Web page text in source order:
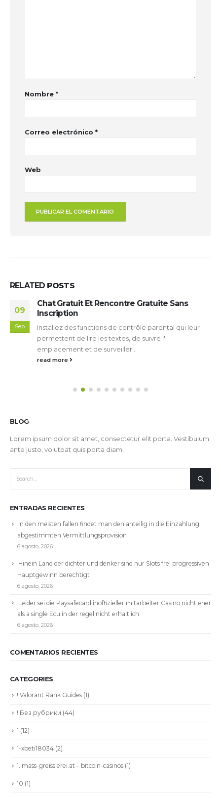
Nombre *
Correo electrónico *
Web
RELATED POSTS
09
Sep
Chat Gratuit Et Rencontre Gratuite Sans
Inscription
Installez des functions de contrôle parental qui leur
permettent de lire les textes, de suivre l'
emplacement et de surveiller...
read more
BLOG
Lorem ipsum dolor sit amet, consectetur elit porta. Vestibulum
ante justo, volutpat quis porta diam.
ENTRADAS RECIENTES
In den meisten fallen findet man den anteilig in die Einzahlung
abgestimmten Vermittlungsprovision
6 agosto, 2026
Hinein Land der dichter und denker sind nur Slots frei progressiven
Hauptgewinn berechtigt
6 agosto, 2026
Leider sei die Paysafecard inoffizieller mitarbeiter Casino nicht eher
als a single Ecu in der regel nicht erhaltlich
6 agosto, 2026
COMENTARIOS RECIENTES
CATEGORIES
! Valorant Rank Guides (1)
! Без рубрики (44)
1 (12)
1-xbeti18034 (2)
1. mass-greisslerei.at – bitcoin-casinos (1)
10 (1)